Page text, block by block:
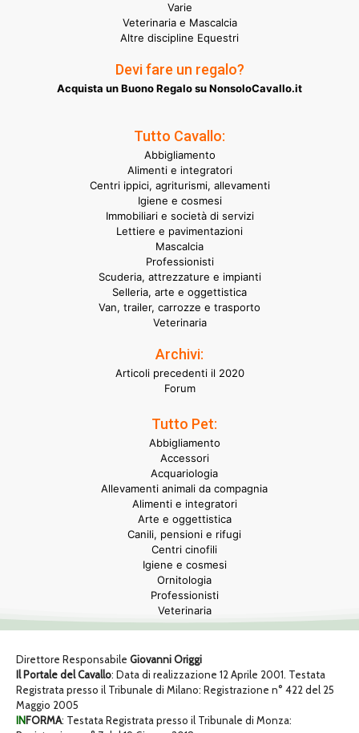
Varie
Veterinaria e Mascalcia
Altre discipline Equestri
Devi fare un regalo?
Acquista un Buono Regalo su NonsoloCavallo.it
Tutto Cavallo:
Abbigliamento
Alimenti e integratori
Centri ippici, agriturismi, allevamenti
Igiene e cosmesi
Immobiliari e società di servizi
Lettiere e pavimentazioni
Mascalcia
Professionisti
Scuderia, attrezzature e impianti
Selleria, arte e oggettistica
Van, trailer, carrozze e trasporto
Veterinaria
Archivi:
Articoli precedenti il 2020
Forum
Tutto Pet:
Abbigliamento
Accessori
Acquariologia
Allevamenti animali da compagnia
Alimenti e integratori
Arte e oggettistica
Canili, pensioni e rifugi
Centri cinofili
Igiene e cosmesi
Ornitologia
Professionisti
Veterinaria
Direttore Responsabile Giovanni Origgi
Il Portale del Cavallo: Data di realizzazione 12 Aprile 2001. Testata
Registrata presso il Tribunale di Milano: Registrazione n° 422 del 25
Maggio 2005
INFORMA: Testata Registrata presso il Tribunale di Monza: